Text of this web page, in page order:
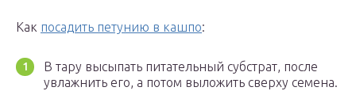
Как посадить петунию в кашпо:
В тару высыпать питательный субстрат, после
увлажнить его, а потом выложить сверху семена.